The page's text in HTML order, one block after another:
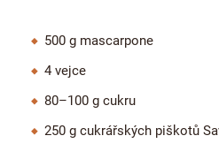
500 g mascarpone
4 vejce
80–100 g cukru
250 g cukrářských piškotů